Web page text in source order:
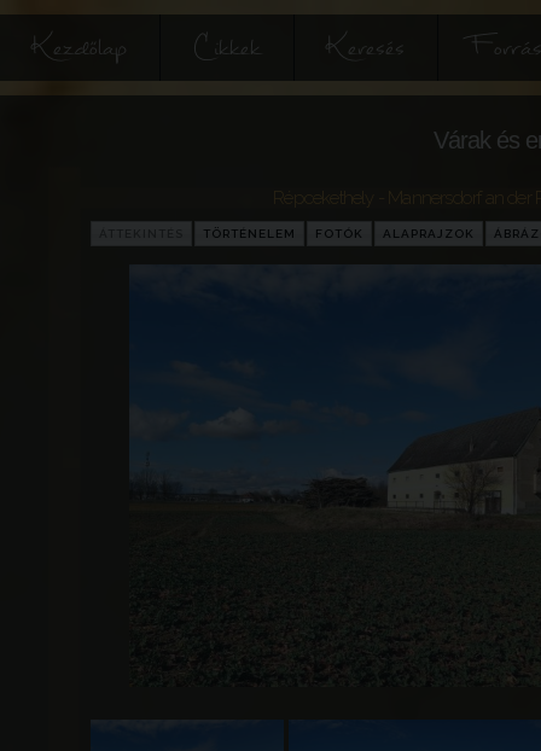
Kezdőlap Cikkek Keresés
Várak és
Répcekethely - Mannersdorf an der
TÖRTÉNELEM FOTÓK ALAPRAJZOK